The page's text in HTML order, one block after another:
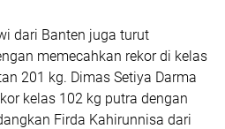
dari Banten juga turut
memecahkan rekor di kelas
201 kg. Dimas Setiya Darma
kelas 102 kg putra dengan
Firda Kahirunnisa dari